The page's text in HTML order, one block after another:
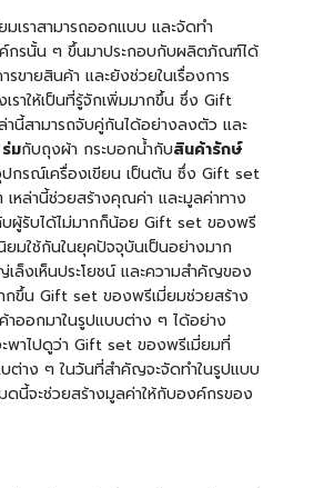
เราสามารถออกแบบ และจัดทำ
กรนั้น ๆ ขึ้นมาประกอบกับผลิตภัณฑ์ได้
รขายสินค้า และยังช่วยในเรื่องการ
ราให้เป็นที่รู้จักเพิ่มมากขึ้น ซึ่ง Gift
นี้สามารถจับคู่กันได้อย่างลงตัว และ
ร่มกับถุงผ้า กระบอกน้ำกับสินค้ารักษ์
กรณ์เครื่องเขียน เป็นต้น ซึ่ง Gift set
หล่านี้ช่วยสร้างคุณค่า และมูลค่าทาง
บผู้รับได้ไม่มากก็น้อย Gift set ของพรี
ยมใช้กันในยุคปัจจุบันเป็นอย่างมาก
ล็งเห็นประโยชน์ และความสำคัญของ
กขึ้น Gift set ของพรีเมี่ยมช่วยสร้าง
าออกมาในรูปแบบต่าง ๆ ได้อย่าง
ะพาไปดูว่า Gift set ของพรีเมี่ยมที่
ต่าง ๆ ในวันที่สำคัญจะจัดทำในรูปแบบ
ดนี้จะช่วยสร้างมูลค่าให้กับองค์กรของ